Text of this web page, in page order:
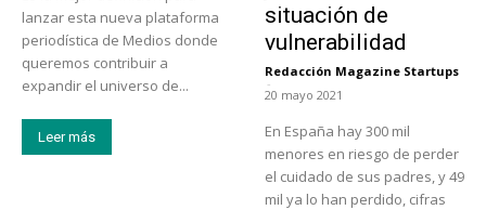
lanzar esta nueva plataforma
periodística de Medios donde
queremos contribuir a
expandir el universo de...
Leer más
situación de
vulnerabilidad
Redacción Magazine Startups
-
20 mayo 2021
En España hay 300 mil
menores en riesgo de perder
el cuidado de sus padres, y 49
mil ya lo han perdido, cifras